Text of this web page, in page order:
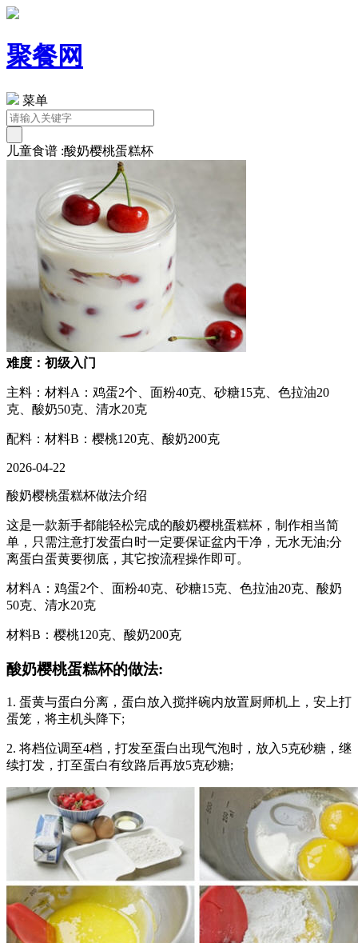
聚餐网
菜单
儿童食谱 :酸奶樱桃蛋糕杯
难度：初级入门
主料：材料A：鸡蛋2个、面粉40克、砂糖15克、色拉油20
克、酸奶50克、清水20克
配料：材料B：樱桃120克、酸奶200克
2026-04-22
酸奶樱桃蛋糕杯做法介绍
这是一款新手都能轻松完成的酸奶樱桃蛋糕杯，制作相当简
单，只需注意打发蛋白时一定要保证盆内干净，无水无油;分
离蛋白蛋黄要彻底，其它按流程操作即可。
材料A：鸡蛋2个、面粉40克、砂糖15克、色拉油20克、酸奶
50克、清水20克
材料B：樱桃120克、酸奶200克
酸奶樱桃蛋糕杯的做法:
1. 蛋黄与蛋白分离，蛋白放入搅拌碗内放置厨师机上，安上打
蛋笼，将主机头降下;
2. 将档位调至4档，打发至蛋白出现气泡时，放入5克砂糖，继
续打发，打至蛋白有纹路后再放5克砂糖;